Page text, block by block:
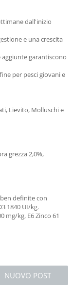
dall'inizio
e una crescita
garantiscono
per pesci giovani e
Lievito, Molluschi e
grezza 2,0%,
definite con
1840 UI/kg.
mg/kg, E6 Zinco 61
NUOVO POST